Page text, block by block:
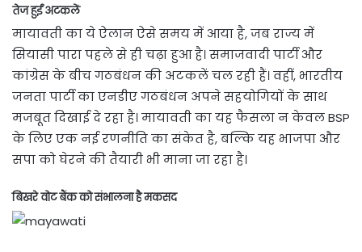
तेज हुईं अटकलें
मायावती का ये ऐलान ऐसे समय में आया है, जब राज्य में
सियासी पारा पहले से ही चढ़ा हुआ है। समाजवादी पार्टी और
कांग्रेस के बीच गठबंधन की अटकलें चल रही हैं। वहीं, भारतीय
जनता पार्टी का एनडीए गठबंधन अपने सहयोगियों के साथ
मजबूत दिखाई दे रहा है। मायावती का यह फैसला न केवल BSP
के लिए एक नई रणनीति का संकेत है, बल्कि यह भाजपा और
सपा को घेरने की तैयारी भी माना जा रहा है।
बिखरे वोट बैंक को संभालना है मकसद